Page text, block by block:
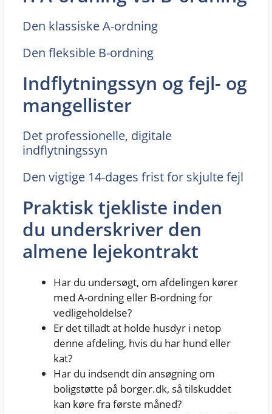
Den klassiske A-ordning
Den fleksible B-ordning
Indflytningssyn og fejl- og
mangellister
Det professionelle, digitale
indflytningssyn
Den vigtige 14-dages frist for skjulte fejl
Praktisk tjekliste inden
du underskriver den
almene lejekontrakt
Har du undersøgt, om afdelingen kører
med A-ordning eller B-ordning for
vedligeholdelse?
Er det tilladt at holde husdyr i netop
denne afdeling, hvis du har hund eller
kat?
Har du indsendt din ansøgning om
boligstøtte på borger.dk, så tilskuddet
kan køre fra første måned?